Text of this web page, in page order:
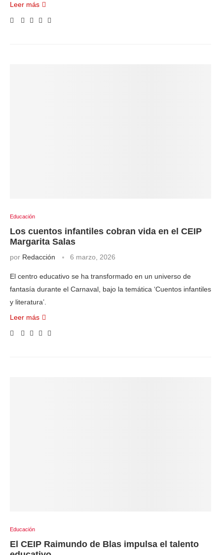
Leer más
Educación
Los cuentos infantiles cobran vida en el CEIP
Margarita Salas
por Redacción 6 marzo, 2026
El centro educativo se ha transformado en un universo de
fantasía durante el Carnaval, bajo la temática ‘Cuentos infantiles
y literatura’.
Leer más
Educación
El CEIP Raimundo de Blas impulsa el talento